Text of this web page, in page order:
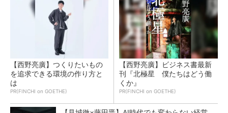
【西野亮廣】つくりたいもの
を追求できる環境の作り方と
は
PR(FINCHI on GOETHE)
【西野亮廣】ビジネス書最新
刊『北極星 僕たちはどう働
くか』
PR(FINCHI on GOETHE)